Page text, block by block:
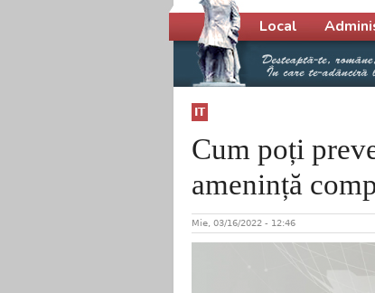
IT
Cum poți
amenință
Mie, 03/16/2022 - 12:46
Local